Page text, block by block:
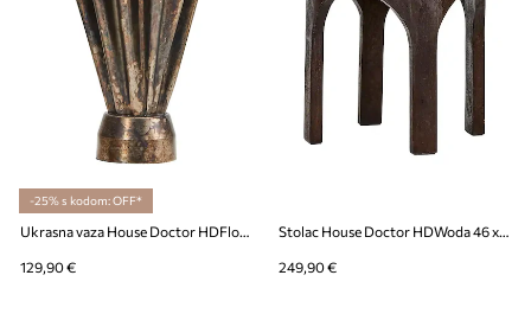
-25% s kodom: OFF*
Ukrasna vaza House Doctor HDFlood 33 cm
129,90 €
Stolac House Doctor HDWoda 46 x 36 cm
249,90 €